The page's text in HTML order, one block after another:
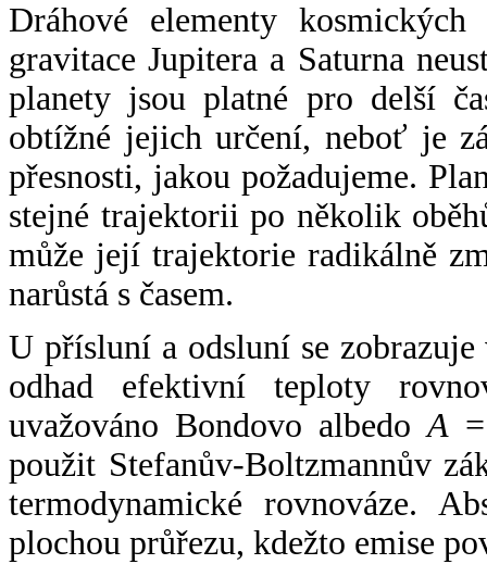
Dráhové elementy
gravitace Jupitera a Saturna
planety jsou platné pro delší
obtížné jejich určení, neboť je
přesnosti, jakou požadujeme.
stejné trajektorii po několik
může její trajektorie radikálně
narůstá s časem.
U přísluní a odsluní se
odhad efektivní teploty
uvažováno Bondovo albedoA
použit Stefanův-Boltzmannův
termodynamické rovnováze.
plochou průřezu, kdežto emise